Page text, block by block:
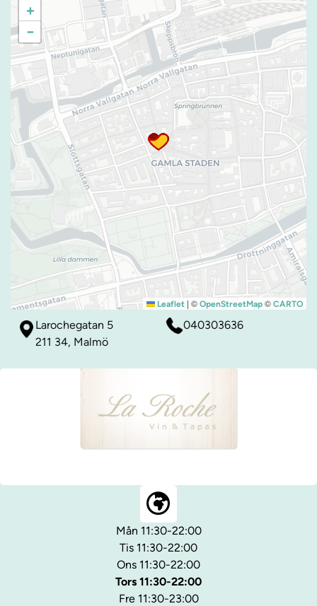
+
−
Leaflet | © OpenStreetMap © CARTO
Larochegatan 5
211 34, Malmö
040303636
Mån 11:30-22:00
Tis 11:30-22:00
Ons 11:30-22:00
Tors 11:30-22:00
Fre 11:30-23:00